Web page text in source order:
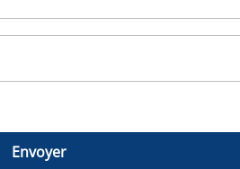
Envoyer